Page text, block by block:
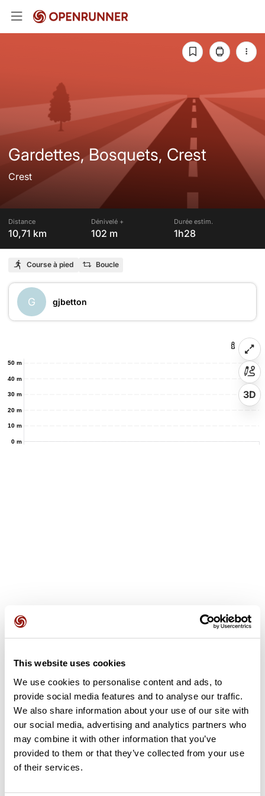
This website uses cookies
We use cookies to personalise content and ads, to
provide social media features and to analyse our traffic.
We also share information about your use of our site with
our social media, advertising and analytics partners who
may combine it with other information that you’ve
provided to them or that they’ve collected from your use
of their services.
Gardettes, Bosquets, Crest
Crest
Distance
10,71 km
Dénivelé +
102 m
Durée estim.
1h28
Course à pied Boucle
G gjbetton
0 m
10 m
20 m
30 m
40 m
50 m
3D
Ajouter un avis
Découvrez ce parcours de course à pied de 10,7 km à proximité